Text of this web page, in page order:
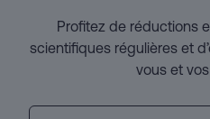
Profitez de réductions
scientifiques régulières et
vous et